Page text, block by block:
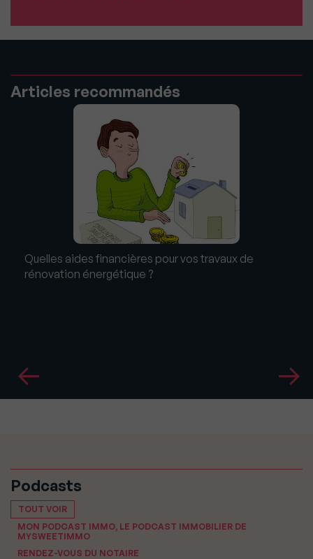
Articles recommandés
Quelles aides financières pour vos travaux de
rénovation énergétique ?
Podcasts
TOUT VOIR
MON PODCAST IMMO, LE PODCAST IMMOBILIER DE
MYSWEETIMMO
RENDEZ-VOUS DU NOTAIRE